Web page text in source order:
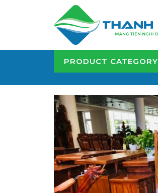
PRODUCT CATEGORY